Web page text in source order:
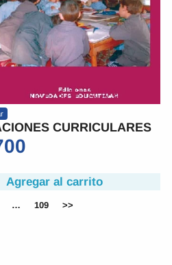
CURRICULARES
Agregar al carrito
… 109 >>